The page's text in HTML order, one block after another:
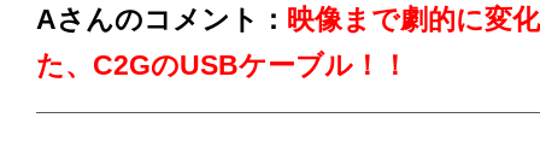
Aさんのコメント： 映像まで劇的に変
た、C2GのUSBケーブル！！